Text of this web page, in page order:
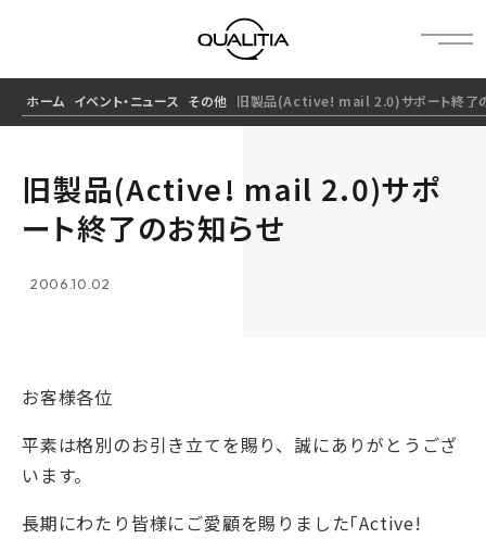
ホーム イベント・ニュース その他 旧製品(Active! mail 2.0)サポート終了
旧製品(Active! mail 2.0)サポ
ート終了のお知らせ
2006.10.02
お客様各位
平素は格別のお引き立てを賜り、誠にありがとうござ
います。
長期にわたり皆様にご愛顧を賜りました｢Active!